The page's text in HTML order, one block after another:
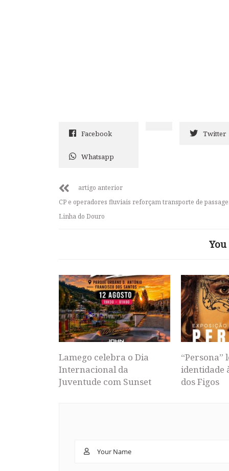
Facebook Twitter
Whatsapp
artigo anterior
CP e operadores fluviais reforçam transporte de
Linha do Douro
Lamego celebra o Dia
Internacional da
Juventude com Sunset
“Persona”
identidade
dos Figos